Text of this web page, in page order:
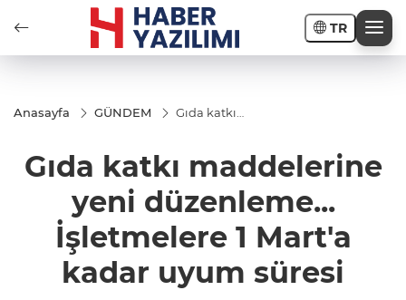
TR
Anasayfa GÜNDEM
Gıda katkı
düzenleme...
İşletmelere 1
uyum süresi
Gıda katkı maddelerine
yeni düzenleme...
İşletmelere 1 Mart'a
kadar uyum süresi